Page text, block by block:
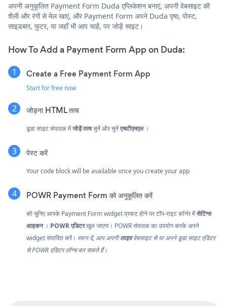
अपनी अनुकूलित Payment Form Duda एप्लिकेशन बनाएं, अपनी वेबसाइट की
शैली और रंगों से मेल खाएं, और Payment Form अपने Duda पृष्ठ, पोस्ट,
साइडबार, फुटर, या जहाँ भी आप चाहें, पर जोड़ें साइट।
How To Add a Payment Form App on Duda:
Create a Free Payment Form App
Start for free now
जोड़नाHTML तत्व
डूडा साइट संपादक मेंजोड़ें तत्वचुनें और चुनेंएचटीएमएल।
पेस्ट करें
Your code block will be available once you create your app
POWR Payment Form को अनुकूलित करें
को चुनिएआपके Payment Form widget प्रकट होने पर टॉप-राइट कॉर्नर मेंसेटिंग्स
आइकन। POWR एडिटरखुल जाएगा। POWR संपादक का उपयोग करके अपने
widget संपादित करें। ध्यान दें, आप अपनीलाइववेबसाइट से या अपने डूडा साइट एडिटर
से POWR एडिटर लॉन्च कर सकते हैं।